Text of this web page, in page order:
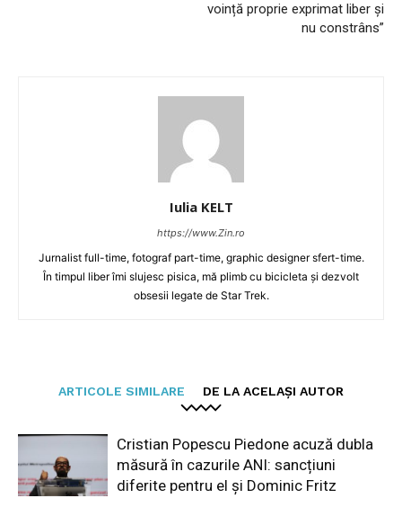
voință proprie exprimat liber și
nu constrâns”
Iulia KELT
https://www.Zin.ro
Jurnalist full-time, fotograf part-time, graphic designer sfert-time.
În timpul liber îmi slujesc pisica, mă plimb cu bicicleta și dezvolt
obsesii legate de Star Trek.
ARTICOLE SIMILARE DE LA ACELAȘI AUTOR
Cristian Popescu Piedone acuză dubla
măsură în cazurile ANI: sancțiuni
diferite pentru el și Dominic Fritz